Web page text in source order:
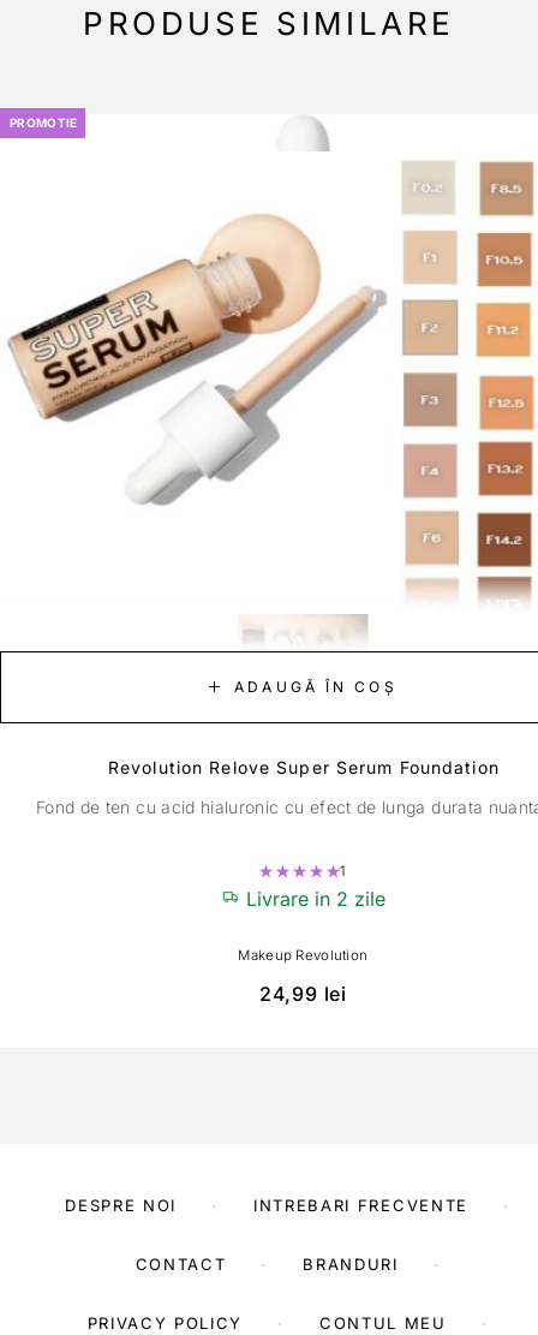
PRODUSE SIMILARE
PROMOTIE
ADAUGĂ ÎN COȘ
Revolution Relove Super Serum Foundation
Fond de ten cu acid hialuronic cu efect de lunga durata
Evaluat la
1
Livrare in 2 zile
Makeup Revolution
24,99 lei
DESPRE NOI INTREBARI FRECVENTE
CONTACT BRANDURI
PRIVACY POLICY CONTUL MEU